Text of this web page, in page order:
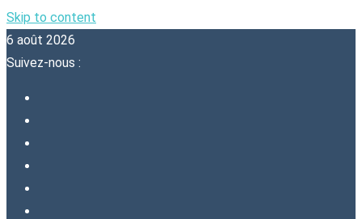
Skip to content
6 août 2026
Suivez-nous :